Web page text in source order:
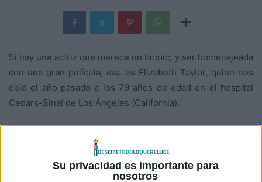
Su privacidad es importante para
nosotros
Si hay una actriz que merece un biopic, y ser homenajeada
con una gran película, esa es Elizabeth Taylor, quien nos
dejó el año pasado a los 79 años de edad en el hospital
Cedars-Sinaí de Los Ángeles (California).
1932 en Hampsted, Londres, ganadora de dos premios
Oscar por ¿Quién teme a Virginia Woolf? y Una mujer
marcada en los años 1960 y 1966, y se